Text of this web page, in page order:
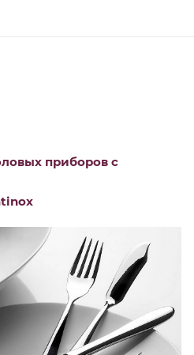
приборов с